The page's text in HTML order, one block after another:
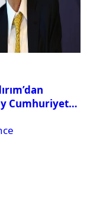
Cumhuriyet